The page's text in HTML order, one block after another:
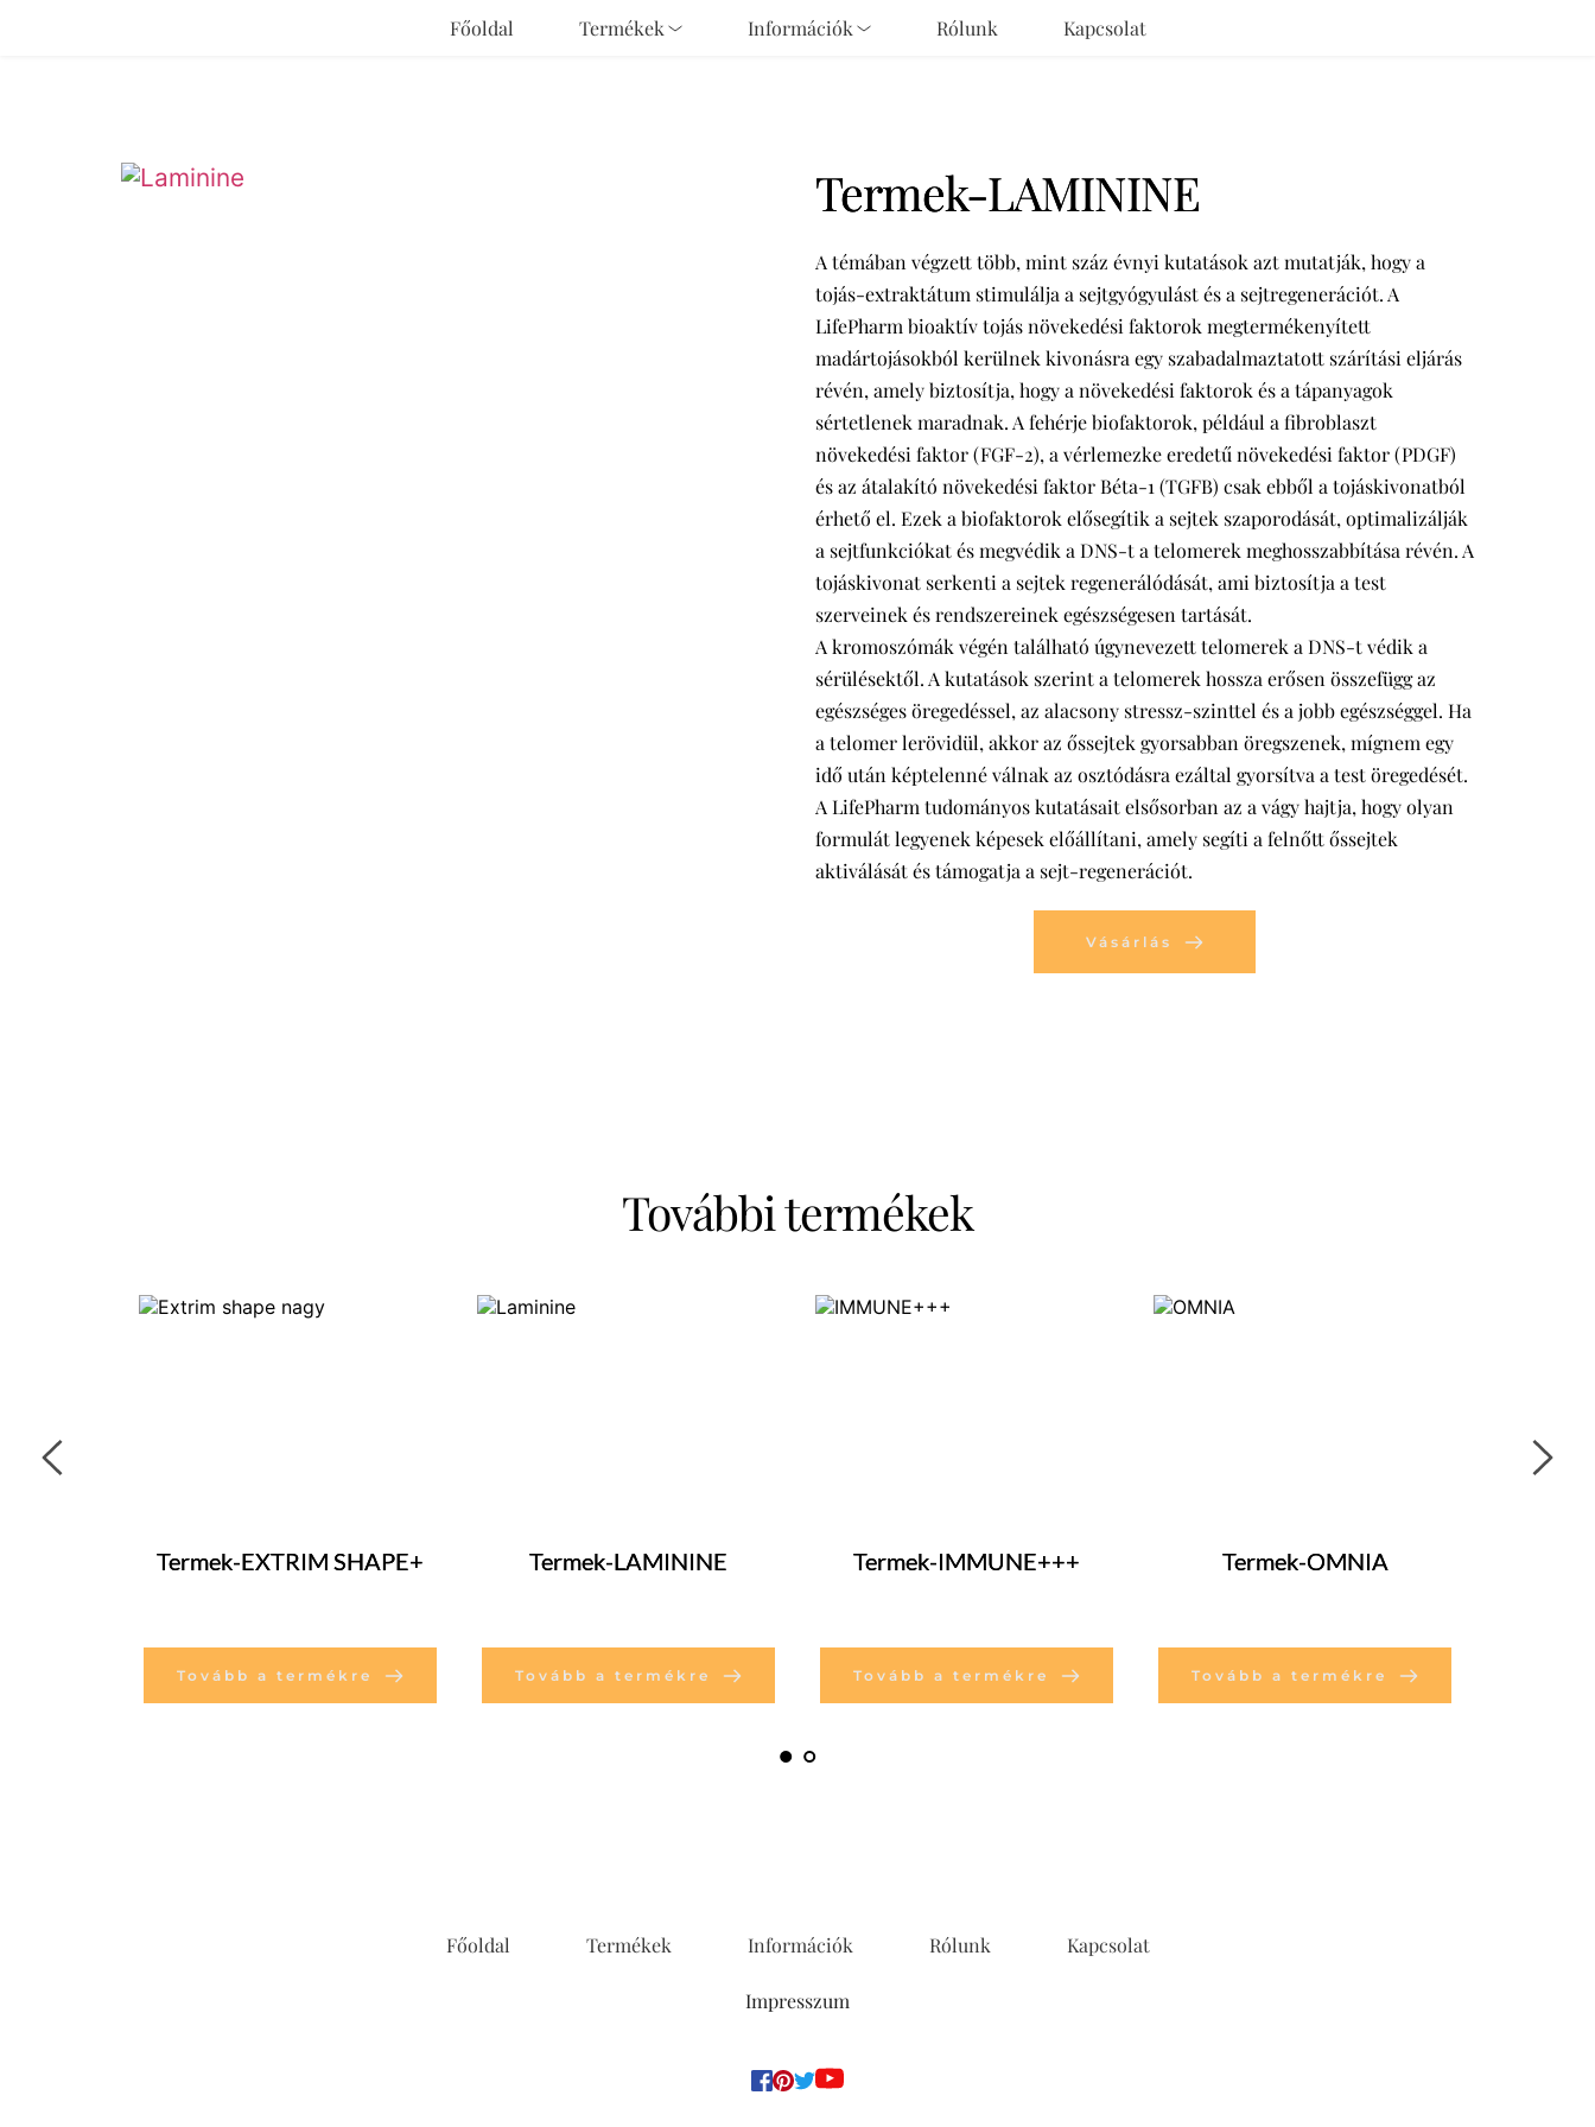
Főoldal Termékek Információk Rólunk Kapcsolat
Termek-LAMININE
A témában végzett több, mint száz évnyi kutatások azt mutatják, hogy a
tojás-extraktátum stimulálja a sejtgyógyulást és a sejtregenerációt. A
LifePharm bioaktív tojás növekedési faktorok megtermékenyített
madártojásokból kerülnek kivonásra egy szabadalmaztatott szárítási eljárás
révén, amely biztosítja, hogy a növekedési faktorok és a tápanyagok
sértetlenek maradnak. A fehérje biofaktorok, például a fibroblaszt
növekedési faktor (FGF-2), a vérlemezke eredetű növekedési faktor (PDGF)
és az átalakító növekedési faktor Béta-1 (TGFB) csak ebből a tojáskivonatból
érhető el. Ezek a biofaktorok elősegítik a sejtek szaporodását, optimalizálják
a sejtfunkciókat és megvédik a DNS-t a telomerek meghosszabbítása révén. A
tojáskivonat serkenti a sejtek regenerálódását, ami biztosítja a test
szerveinek és rendszereinek egészségesen tartását.
A kromoszómák végén található úgynevezett telomerek a DNS-t védik a
sérülésektől. A kutatások szerint a telomerek hossza erősen összefügg az
egészséges öregedéssel, az alacsony stressz-szinttel és a jobb egészséggel. Ha
a telomer lerövidül, akkor az őssejtek gyorsabban öregszenek, mígnem egy
idő után képtelenné válnak az osztódásra ezáltal gyorsítva a test öregedését.
A LifePharm tudományos kutatásait elsősorban az a vágy hajtja, hogy olyan
formulát legyenek képesek előállítani, amely segíti a felnőtt őssejtek
aktiválását és támogatja a sejt-regenerációt.
Vásárlás
További termékek
Termek-EXTRIM SHAPE+
Tovább a termékre
Termek-LAMININE
Tovább a termékre
Termek-IMMUNE+++
Tovább a termékre
Termek-OMNIA
Tovább a termékre
Főoldal Termékek Információk Rólunk Kapcsolat
Impresszum